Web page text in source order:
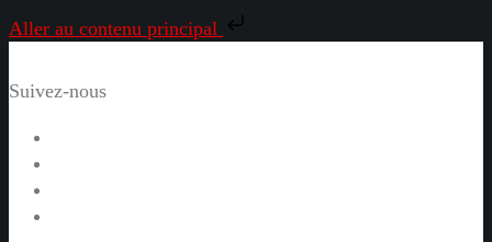
Aller au contenu principal
Suivez-nous